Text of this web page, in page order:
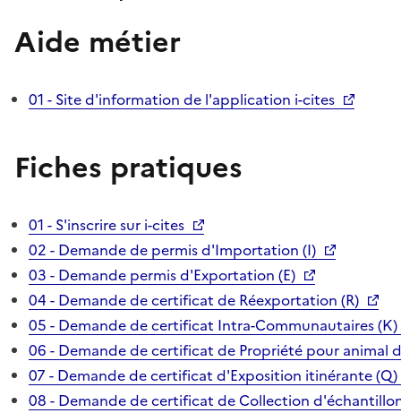
Aide métier
01 - Site d'information de l'application i-cites
Fiches pratiques
01 - S'inscrire sur i-cites
02 - Demande de permis d'Importation (I)
03 - Demande permis d'Exportation (E)
04 - Demande de certificat de Réexportation (R)
05 - Demande de certificat Intra-Communautaires (K)
06 - Demande de certificat de Propriété pour animal
07 - Demande de certificat d'Exposition itinérante (Q)
08 - Demande de certificat de Collection